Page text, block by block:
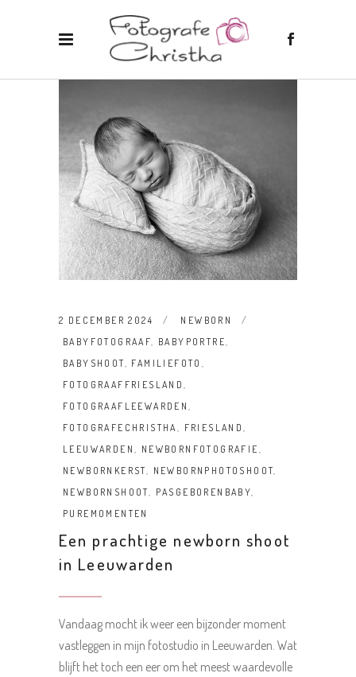
2 DECEMBER 2024
NEWBORN
BABYFOTOGRAAF, BABYPORTRE,
BABYSHOOT, FAMILIEFOTO ,
FOTOGRAAFFRIESLAND,
FOTOGRAAFLEEWARDEN,
FOTOGRAFECHRISTHA, FRIESLAND,
LEEUWARDEN, NEWBORNFOTOGRAFIE ,
NEWBORNKERST, NEWBORNPHOTOSHOOT,
NEWBORNSHOOT, PASGEBORENBABY,
PUREMOMENTEN
Een prachtige newborn shoot
in Leeuwarden
Vandaag mocht ik weer een bijzonder moment
vastleggen in mijn fotostudio in Leeuwarden. Wat
blijft het toch een eer om het meest waardevolle